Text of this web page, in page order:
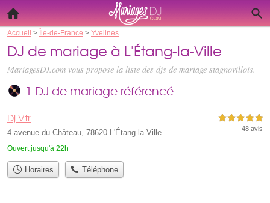
Accueil > Île-de-France > Yvelines
DJ de mariage à L'Étang-la-Ville
MariagesDJ.com vous propose la liste des djs de mariage stagnovillois.
1 DJ de mariage référencé
Dj Vtr
4 avenue du Château, 78620 L'Étang-la-Ville
Ouvert jusqu'à 22h
5,0 étoiles sur 5
48 avis
Horaires Téléphone